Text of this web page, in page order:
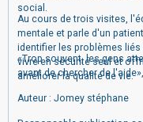
social.
Au cours de trois visites,
mentale et parle d'un
identifier les problèmes
vivre en sécurité seul et
améliorer la qualité de vie.
«Trop souvent, les gens
avant de chercher de l'aide»,
Auteur : Jomey stéphane